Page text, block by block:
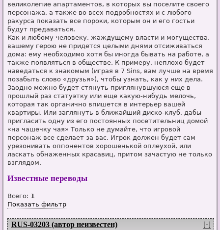
великолепие апартаментов, в которых вы поселите своего
персонажа, а также во всех подробностях и с любого
ракурса показать все пороки, которым он и его гостьи
будут предаваться.
Как и любому человеку, жаждущему власти и могущества,
вашему герою не придется целыми днями отсиживаться
дома: ему необходимо хотя бы иногда бывать на работе, а
также появляться в обществе. К примеру, неплохо будет
наведаться к знакомым (играя в 7 Sins, вам лучше на время
позабыть слово «друзья»), чтобы узнать, как у них дела.
Заодно можно будет стянуть приглянувшуюся еще в
прошлый раз статуэтку или еще какую-нибудь мелочь,
которая так органично впишется в интерьер вашей
квартиры. Или заглянуть в ближайший диско-клуб, дабы
пригласить одну из его постоянных посетительниц домой
«на чашечку чая» Только не думайте, что игровой
персонаж все сделает за вас. Игрок должен будет сам
урезонивать оппонентов хорошенькой оплеухой, или
ласкать обнаженных красавиц, притом зачастую не только
взглядом.
Известные переводы
Всего: 1
Показать фильтр
[-]
RUS-03203 (автор неизвестен)